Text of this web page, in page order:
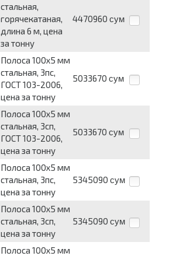
стальная,
горячекатаная,
длина 6 м, цена
за тонну
4470960 сум
Полоса 100x5 мм
стальная, 3пс,
ГОСТ 103-2006,
цена за тонну
5033670 сум
Полоса 100x5 мм
стальная, 3сп,
ГОСТ 103-2006,
цена за тонну
5033670 сум
Полоса 100x5 мм
стальная, 3пс,
цена за тонну
5345090 сум
Полоса 100x5 мм
стальная, 3сп,
цена за тонну
5345090 сум
Полоса 100x5 мм